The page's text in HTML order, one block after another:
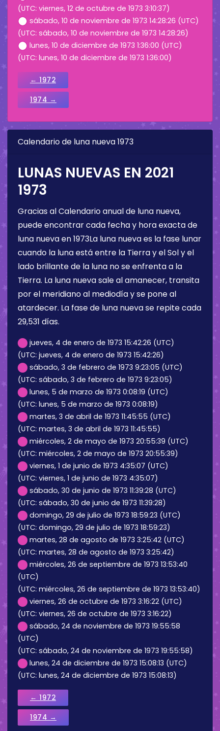
(UTC: viernes, 12 de octubre de 1973 3:10:37)
sábado, 10 de noviembre de 1973 14:28:26 (UTC)
(UTC: sábado, 10 de noviembre de 1973 14:28:26)
lunes, 10 de diciembre de 1973 1:36:00 (UTC)
(UTC: lunes, 10 de diciembre de 1973 1:36:00)
← 1972
1974 →
Calendario de luna nueva 1973
LUNAS NUEVAS EN 2021
1973
Gracias al Calendario anual de luna nueva,
puede encontrar cada fecha y hora exacta de
luna nueva en 1973La luna nueva es la fase lunar
cuando la luna está entre la Tierra y el Sol y el
lado brillante de la luna no se enfrenta a la
Tierra. La luna nueva sale al amanecer, transita
por el meridiano al mediodía y se pone al
atardecer. La fase de luna nueva se repite cada
29,531 días.
jueves, 4 de enero de 1973 15:42:26 (UTC)
(UTC: jueves, 4 de enero de 1973 15:42:26)
sábado, 3 de febrero de 1973 9:23:05 (UTC)
(UTC: sábado, 3 de febrero de 1973 9:23:05)
lunes, 5 de marzo de 1973 0:08:19 (UTC)
(UTC: lunes, 5 de marzo de 1973 0:08:19)
martes, 3 de abril de 1973 11:45:55 (UTC)
(UTC: martes, 3 de abril de 1973 11:45:55)
miércoles, 2 de mayo de 1973 20:55:39 (UTC)
(UTC: miércoles, 2 de mayo de 1973 20:55:39)
viernes, 1 de junio de 1973 4:35:07 (UTC)
(UTC: viernes, 1 de junio de 1973 4:35:07)
sábado, 30 de junio de 1973 11:39:28 (UTC)
(UTC: sábado, 30 de junio de 1973 11:39:28)
domingo, 29 de julio de 1973 18:59:23 (UTC)
(UTC: domingo, 29 de julio de 1973 18:59:23)
martes, 28 de agosto de 1973 3:25:42 (UTC)
(UTC: martes, 28 de agosto de 1973 3:25:42)
miércoles, 26 de septiembre de 1973 13:53:40
(UTC)
(UTC: miércoles, 26 de septiembre de 1973 13:53:40)
viernes, 26 de octubre de 1973 3:16:22 (UTC)
(UTC: viernes, 26 de octubre de 1973 3:16:22)
sábado, 24 de noviembre de 1973 19:55:58
(UTC)
(UTC: sábado, 24 de noviembre de 1973 19:55:58)
lunes, 24 de diciembre de 1973 15:08:13 (UTC)
(UTC: lunes, 24 de diciembre de 1973 15:08:13)
← 1972
1974 →